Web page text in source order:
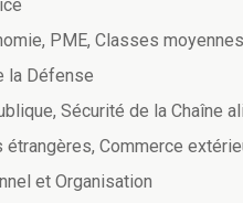
PME, Classes
la Défense
Sécurité de la Chaîne
étrangères, Commerce
et Organisation